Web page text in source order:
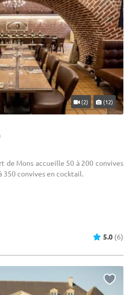
(2) (12)
de Mons accueille 50 à 200 convives
350 convives en cocktail.
5.0 (6)